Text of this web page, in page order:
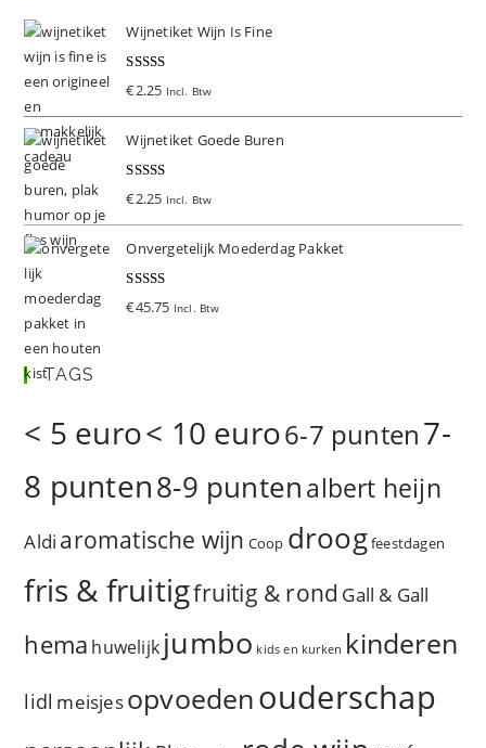
Wijnetiket Wijn Is Fine
Gewaardeer
€2.25 Incl. Btw
Wijnetiket Goede Buren
Gewaardeer
€2.25 Incl. Btw
Onvergetelijk Moederdag Pakket
Gewaardeer
€45.75 Incl. Btw
TAGS
< 5 euro< 10 euro6-7 punten7-
8 punten8-9 puntenalbert heijn
Aldi aromatische wijn Coop droogfeestdagen
fris & fruitigfruitig & rond Gall & Gall
hema huwelijk jumbo kids en kurken kinderen
lidl meisjesopvoedenouderschap